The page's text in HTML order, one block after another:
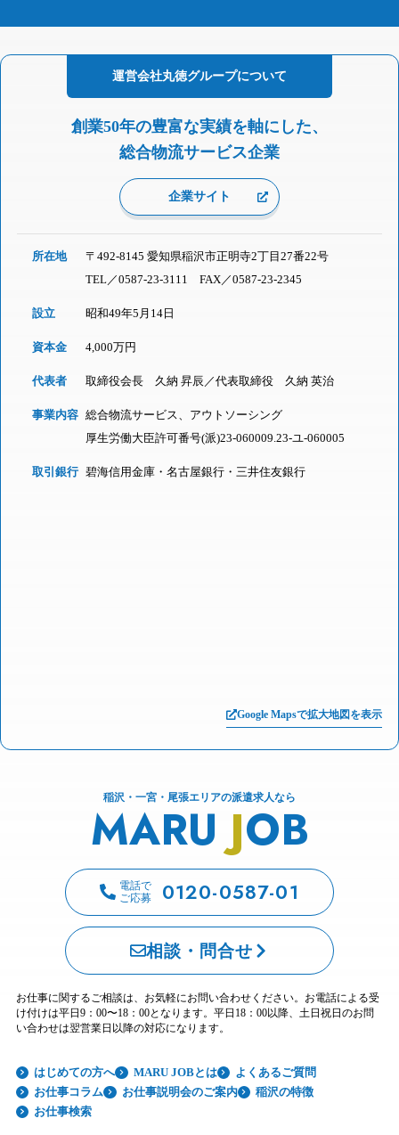
運営会社丸徳グループについて
創業50年の豊富な実績を軸にした、
総合物流サービス企業
企業サイト
所在地
〒492-8145 愛知県稲沢市正明寺2丁目27番22号
TEL／0587-23-3111 FAX／0587-23-2345
設立 昭和49年5月14日
資本金 4,000万円
代表者 取締役会長 久納 昇辰／代表取締役 久納 英治
事業内容 総合物流サービス、アウトソーシング
厚生労働大臣許可番号(派)23-060009.23-ユ-060005
取引銀行 碧海信用金庫・名古屋銀行・三井住友銀行
Google Mapsで拡大地図を表示
稲沢・一宮・尾張エリアの派遣求人なら
MARU JOB
電話で
ご応募
0120-0587-01
相談・問合せ
お仕事に関するご相談は、お気軽にお問い合わせください。お電話による受
け付けは平日9：00〜18：00となります。平日18：00以降、土日祝日のお問
い合わせは翌営業日以降の対応になります。
はじめての方へ MARU JOBとは
よくあるご質問
お仕事コラム
お仕事説明会のご案内
稲沢の特徴
お仕事検索